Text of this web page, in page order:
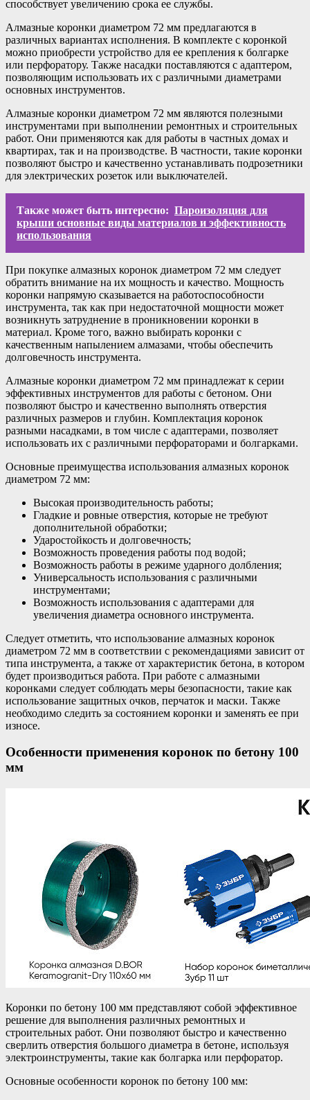
способствует увеличению срока ее службы.
Алмазные коронки диаметром 72 мм предлагаются в
различных вариантах исполнения. В комплекте с коронкой
можно приобрести устройство для ее крепления к болгарке
или перфоратору. Также насадки поставляются с адаптером,
позволяющим использовать их с различными диаметрами
основных инструментов.
Алмазные коронки диаметром 72 мм являются полезными
инструментами при выполнении ремонтных и строительных
работ. Они применяются как для работы в частных домах и
квартирах, так и на производстве. В частности, такие коронки
позволяют быстро и качественно устанавливать подрозетники
для электрических розеток или выключателей.
Также может быть интересно: Пароизоляция для
крыши основные виды материалов и эффективность
использования
При покупке алмазных коронок диаметром 72 мм следует
обратить внимание на их мощность и качество. Мощность
коронки напрямую сказывается на работоспособности
инструмента, так как при недостаточной мощности может
возникнуть затруднение в проникновении коронки в
материал. Кроме того, важно выбирать коронки с
качественным напылением алмазами, чтобы обеспечить
долговечность инструмента.
Алмазные коронки диаметром 72 мм принадлежат к серии
эффективных инструментов для работы с бетоном. Они
позволяют быстро и качественно выполнять отверстия
различных размеров и глубин. Комплектация коронок
разными насадками, в том числе с адаптерами, позволяет
использовать их с различными перфораторами и болгарками.
Основные преимущества использования алмазных коронок
диаметром 72 мм:
Высокая производительность работы;
Гладкие и ровные отверстия, которые не требуют
дополнительной обработки;
Ударостойкость и долговечность;
Возможность проведения работы под водой;
Возможность работы в режиме ударного долбления;
Универсальность использования с различными
инструментами;
Возможность использования с адаптерами для
увеличения диаметра основного инструмента.
Следует отметить, что использование алмазных коронок
диаметром 72 мм в соответствии с рекомендациями зависит от
типа инструмента, а также от характеристик бетона, в котором
будет производиться работа. При работе с алмазными
коронками следует соблюдать меры безопасности, такие как
использование защитных очков, перчаток и маски. Также
необходимо следить за состоянием коронки и заменять ее при
износе.
Особенности применения коронок по бетону 100
мм
Коронки по бетону 100 мм представляют собой эффективное
решение для выполнения различных ремонтных и
строительных работ. Они позволяют быстро и качественно
сверлить отверстия большого диаметра в бетоне, используя
электроинструменты, такие как болгарка или перфоратор.
Основные особенности коронок по бетону 100 мм: